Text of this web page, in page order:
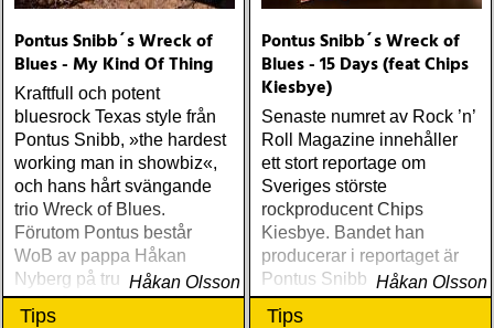
Pontus Snibb´s Wreck of
Blues - My Kind Of Thing
Kraftfull och potent
bluesrock Texas style från
Pontus Snibb, »the hardest
working man in showbiz«,
och hans hårt svängande
trio Wreck of Blues.
Förutom Pontus består
WoB av pappa Håkan
Nyberg på trummor och
Kalle Johansson på bas
Håkan Olsson
Pontus Snibb´s Wreck of
Blues - 15 Days (feat Chips
Kiesbye)
Senaste numret av Rock ’n’
Roll Magazine innehåller
ett stort reportage om
Sveriges störste
rockproducent Chips
Kiesbye. Bandet han
producerar i reportaget är
Pontus Snibb’s Wreck Of
Blues
Håkan Olsson
Tips Tips